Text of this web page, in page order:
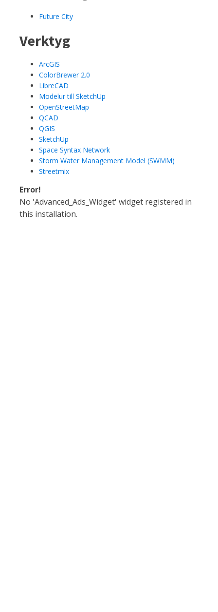
Future City
Verktyg
ArcGIS
ColorBrewer 2.0
LibreCAD
Modelur till SketchUp
OpenStreetMap
QCAD
QGIS
SketchUp
Space Syntax Network
Storm Water Management Model (SWMM)
Streetmix
Error!
No 'Advanced_Ads_Widget' widget registered in
this installation.